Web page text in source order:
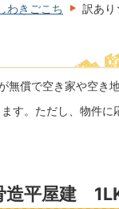
わきごこち 訳あ
償で空き家や空き
す。ただし、物件に
造平屋建